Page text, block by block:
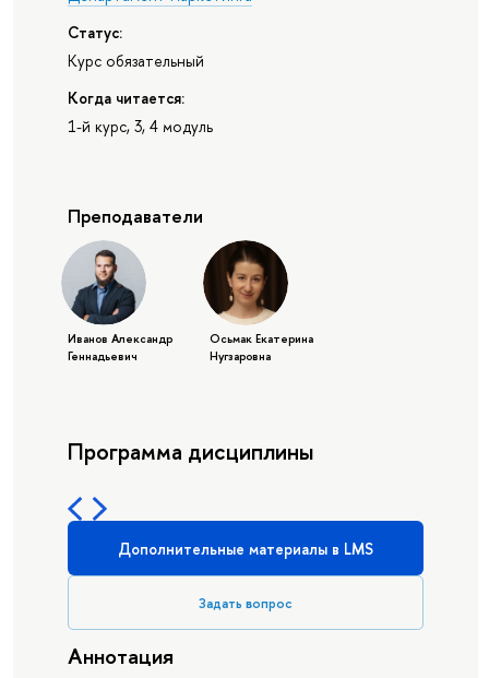
Статус:
Курс обязательный
Когда читается:
1-й курс, 3, 4 модуль
Преподаватели
Иванов Александр
Геннадьевич
Осьмак Екатерина
Нугзаровна
Программа дисциплины
Дополнительные материалы в LMS
Задать вопрос
Аннотация